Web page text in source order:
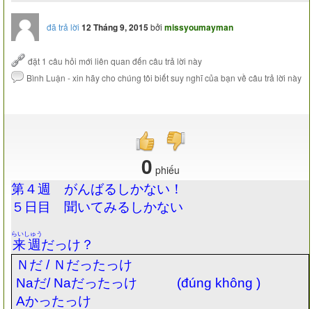
đã trả lời 12 Tháng 9, 2015bởi missyoumayman
0 phiếu
第４週 がんばるしかない！
５日目 聞いてみるしかない
来週
らいしゅう
だっけ？
Ｎだ/ Ｎだったっけ
Naだ/ Naだったっけ (đúng không )
Aかったっけ